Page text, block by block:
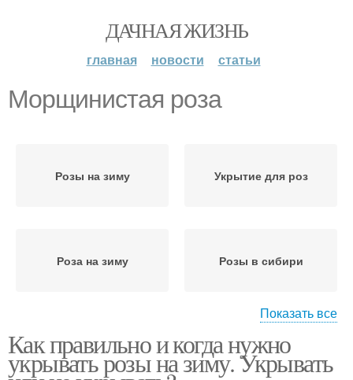
ДАЧНАЯ ЖИЗНЬ
главная новости статьи
Морщинистая роза
Розы на зиму Укрытие для роз
Роза на зиму Розы в сибири
Розы к зиме Плетистые розы
Показать все
Как правильно и когда нужно
укрывать розы на зиму. Укрывать